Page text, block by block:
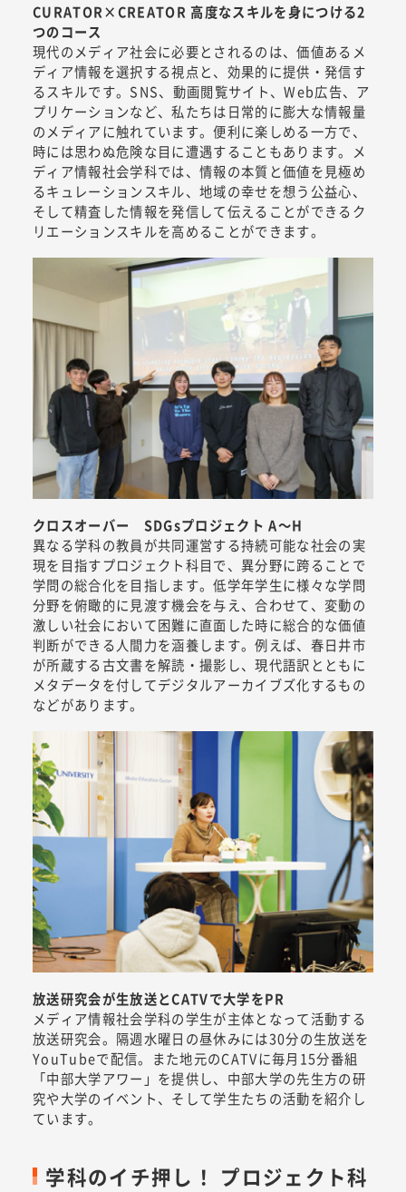
CURATOR×CREATOR 高度なスキルを身につける2
つのコース
現代のメディア社会に必要とされるのは、価値あるメ
ディア情報を選択する視点と、効果的に提供・発信す
るスキルです。SNS、動画閲覧サイト、Web広告、ア
プリケーションなど、私たちは日常的に膨大な情報量
のメディアに触れています。便利に楽しめる一方で、
時には思わぬ危険な目に遭遇することもあります。メ
ディア情報社会学科では、情報の本質と価値を見極め
るキュレーションスキル、地域の幸せを想う公益心、
そして精査した情報を発信して伝えることができるク
リエーションスキルを高めることができます。
クロスオーバー SDGsプロジェクト A～H
異なる学科の教員が共同運営する持続可能な社会の実
現を目指すプロジェクト科目で、異分野に跨ることで
学問の総合化を目指します。低学年学生に様々な学問
分野を俯瞰的に見渡す機会を与え、合わせて、変動の
激しい社会において困難に直面した時に総合的な価値
判断ができる人間力を涵養します。例えば、春日井市
が所蔵する古文書を解読・撮影し、現代語訳とともに
メタデータを付してデジタルアーカイブズ化するもの
などがあります。
放送研究会が生放送とCATVで大学をPR
メディア情報社会学科の学生が主体となって活動する
放送研究会。隔週水曜日の昼休みには30分の生放送を
YouTubeで配信。また地元のCATVに毎月15分番組
「中部大学アワー」を提供し、中部大学の先生方の研
究や大学のイベント、そして学生たちの活動を紹介し
ています。
学科のイチ押し！ プロジェクト科